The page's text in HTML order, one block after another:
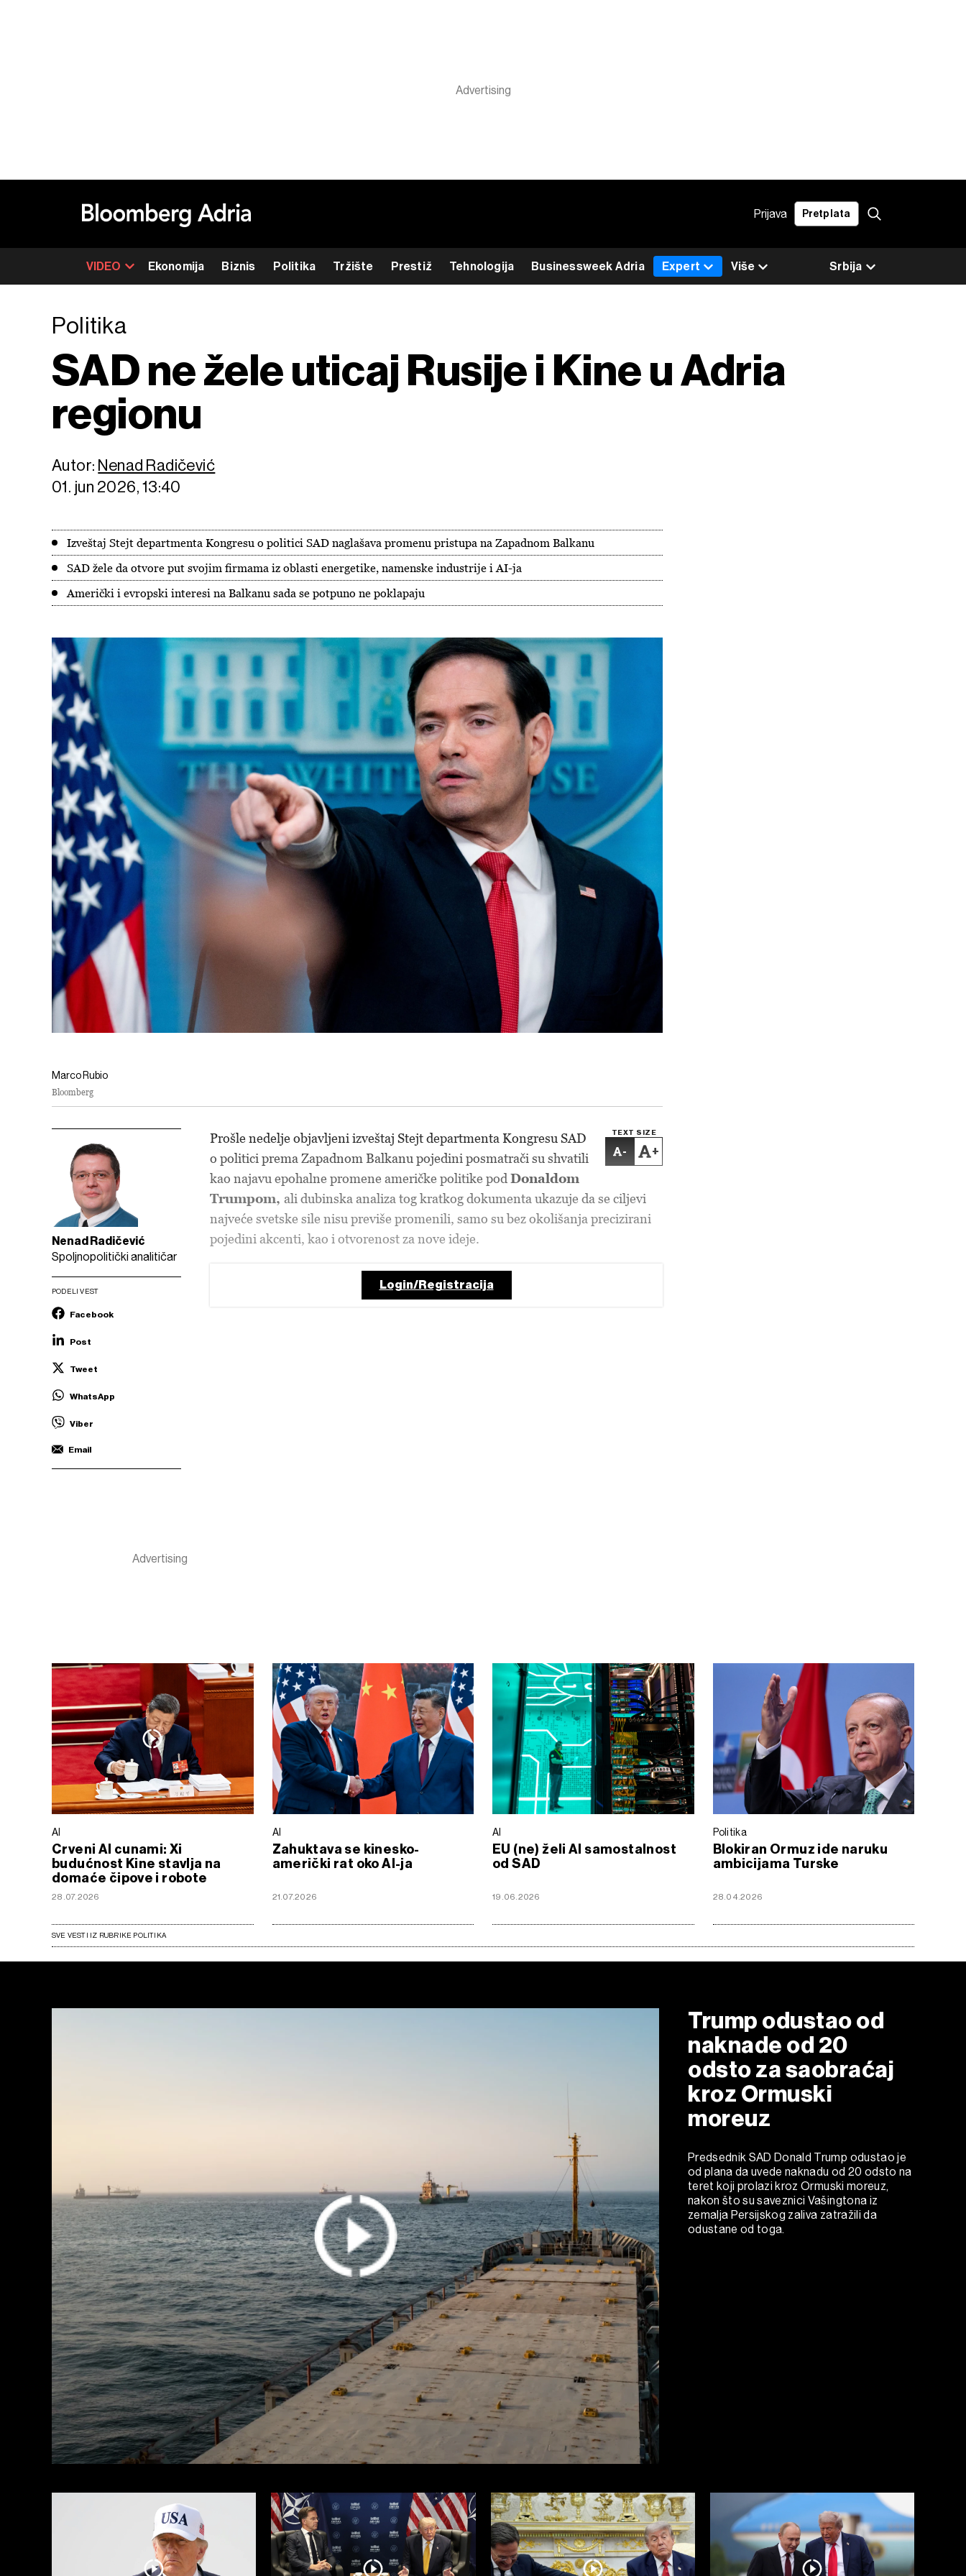
Prijava Pretplata
VIDEO Ekonomija Biznis Politika Tržište Prestiž Tehnologija Businessweek Adria Srbija
Expert Više
Politika
SAD ne žele uticaj Rusije i Kine u Adria
regionu
Autor: Nenad Radičević
01. jun 2026, 13:40
Izveštaj Stejt departmenta Kongresu o politici SAD naglašava promenu pristupa na Zapadnom Balkanu
SAD žele da otvore put svojim firmama iz oblasti energetike, namenske industrije i AI-ja
Američki i evropski interesi na Balkanu sada se potpuno ne poklapaju
Marco Rubio
Bloomberg
Nenad Radičević
Spoljnopolitički analitičar
PODELI VEST
Facebook
Post
Tweet
WhatsApp
Viber
Email
TEXT SIZE
- +
Prošle nedelje objavljeni izveštaj Stejt departmenta Kongresu SAD
o politici prema Zapadnom Balkanu pojedini posmatrači su shvatili
kao najavu epohalne promene američke politike pod Donaldom
Trumpom, ali dubinska analiza tog kratkog dokumenta ukazuje da se ciljevi
najveće svetske sile nisu previše promenili, samo su bez okolišanja precizirani
pojedini akcenti, kao i otvorenost za nove ideje.
Login/Registracija
AI
Crveni AI cunami: Xi
budućnost Kine stavlja na
domaće čipove i robote
28.07.2026
AI
Zahuktava se kinesko-
američki rat oko AI-ja
21.07.2026
AI
EU (ne) želi AI samostalnost
od SAD
19.06.2026
Politika
Blokiran Ormuz ide naruku
ambicijama Turske
28.04.2026
SVE VESTI IZ RUBRIKE POLITIKA
Trump odustao od
naknade od 20
odsto za saobraćaj
kroz Ormuski
moreuz
Predsednik SAD Donald Trump odustao je
od plana da uvede naknadu od 20 odsto na
teret koji prolazi kroz Ormuski moreuz,
nakon što su saveznici Vašingtona iz
zemalja Persijskog zaliva zatražili da
odustane od toga.